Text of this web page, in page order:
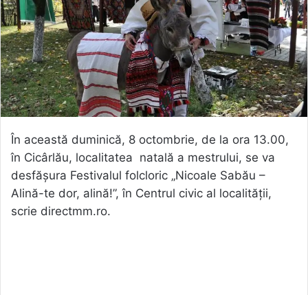
În această duminică, 8 octombrie, de la ora 13.00,
în Cicârlău, localitatea natală a mestrului, se va
desfășura Festivalul folcloric „Nicoale Sabău –
Alină-te dor, alină!”, în Centrul civic al localității,
scrie directmm.ro.